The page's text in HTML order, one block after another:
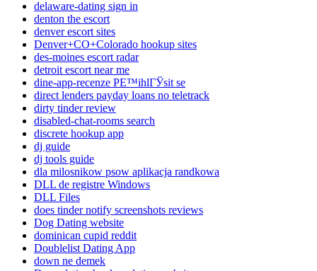
delaware-dating sign in
denton the escort
denver escort sites
Denver+CO+Colorado hookup sites
des-moines escort radar
detroit escort near me
dine-app-recenze PЕ™ihlГЎsit se
direct lenders payday loans no teletrack
dirty tinder review
disabled-chat-rooms search
discrete hookup app
dj guide
dj tools guide
dla milosnikow psow aplikacja randkowa
DLL de registre Windows
DLL Files
does tinder notify screenshots reviews
Dog Dating website
dominican cupid reddit
Doublelist Dating App
down ne demek